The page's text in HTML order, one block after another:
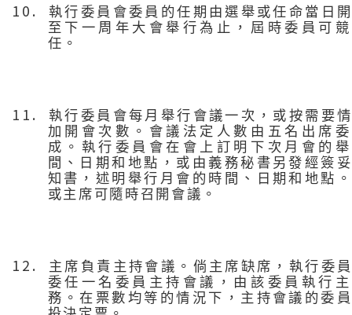
10.
執行委員會委員的任期由選舉或任命當日
至下一周年大會舉行為止，屆時委員可
任。
11.
執行委員會每月舉行會議一次，或按需要
加開會次數。會議法定人數由五名出席
成。執行委員會在會上訂明下次月會的
間、日期和地點，或由義務秘書另發經簽
知書，述明舉行月會的時間、日期和地點
或主席可隨時召開會議。
12.
主席負責主持會議。倘主席缺席，執行委
委任一名委員主持會議，由該委員執行
務。在票數均等的情況下，主持會議的委